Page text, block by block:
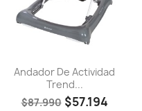
Andador De Actividad
Trend...
$87.990 $57.194